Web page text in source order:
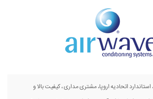
استاندارد اتحادیه اروپا، مشتری مداری ، کیفیت بالا و